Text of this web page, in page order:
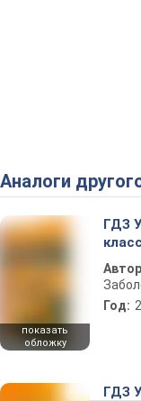
Аналоги
показать
обложку
ГДЗ
класс
Год:
ГДЗ